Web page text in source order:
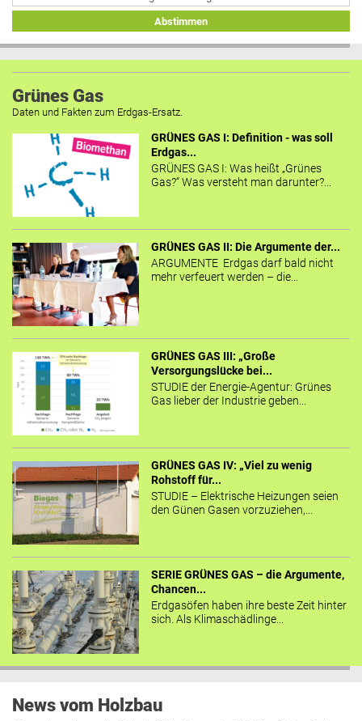
Abstimmen
Grünes Gas
Daten und Fakten zum Erdgas-Ersatz.
GRÜNES GAS I: Definition - was soll
Erdgas...
GRÜNES GAS I: Was heißt „Grünes
Gas?“ Was versteht man darunter?...
GRÜNES GAS II: Die Argumente der...
ARGUMENTE Erdgas darf bald nicht
mehr verfeuert werden – die...
GRÜNES GAS III: „Große
Versorgungslücke bei...
STUDIE der Energie-Agentur: Grünes
Gas lieber der Industrie geben...
GRÜNES GAS IV: „Viel zu wenig
Rohstoff für...
STUDIE – Elektrische Heizungen seien
den Günen Gasen vorzuziehen,...
SERIE GRÜNES GAS – die Argumente,
Chancen...
Erdgasöfen haben ihre beste Zeit hinter
sich. Als Klimaschädlinge...
News vom Holzbau